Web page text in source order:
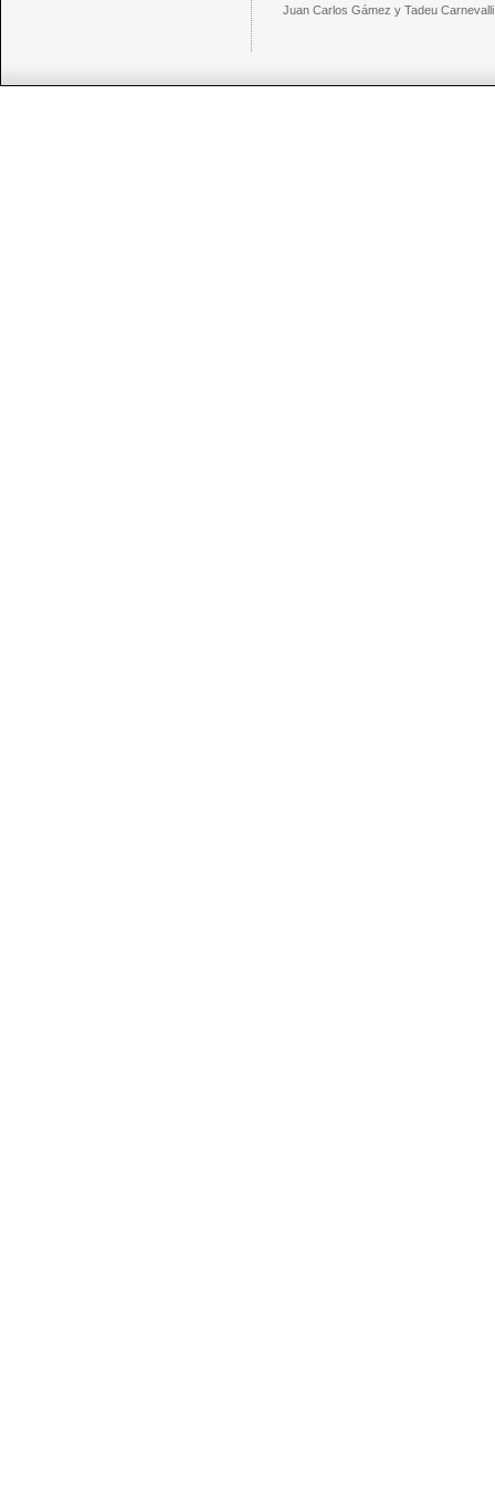
Juan Carlos Gámez y Tadeu Carnevalli